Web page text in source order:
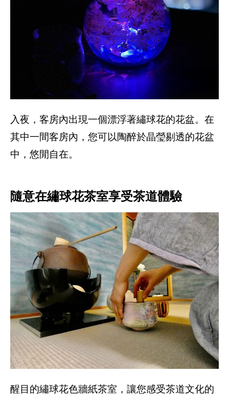
入夜，客房內出現一個漂浮著繡球花的花盆。在
其中一間客房內，您可以陶醉於晶瑩剔透的花盆
中，悠閒自在。
隨意在繡球花茶室享受茶道體驗
醒目的繡球花色牆紙茶室，讓您感受茶道文化的